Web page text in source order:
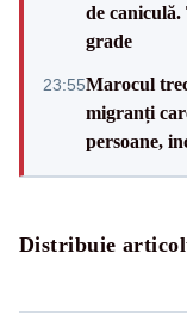
de caniculă.
grade
23:55Marocul
migranți
persoane,
Distribuie